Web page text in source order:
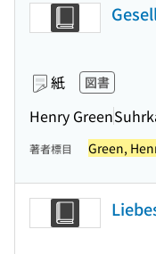
紙 図書
Henry Green
著者標目 Green,